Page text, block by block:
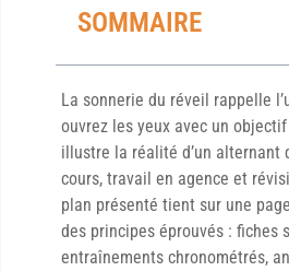
SOMMAIRE
La sonnerie du réveil rappelle
ouvrez les yeux avec un
illustre la réalité d’un alternant
cours, travail en agence et
plan présenté tient sur une
des principes éprouvés : fiches
entraînements chronométrés,